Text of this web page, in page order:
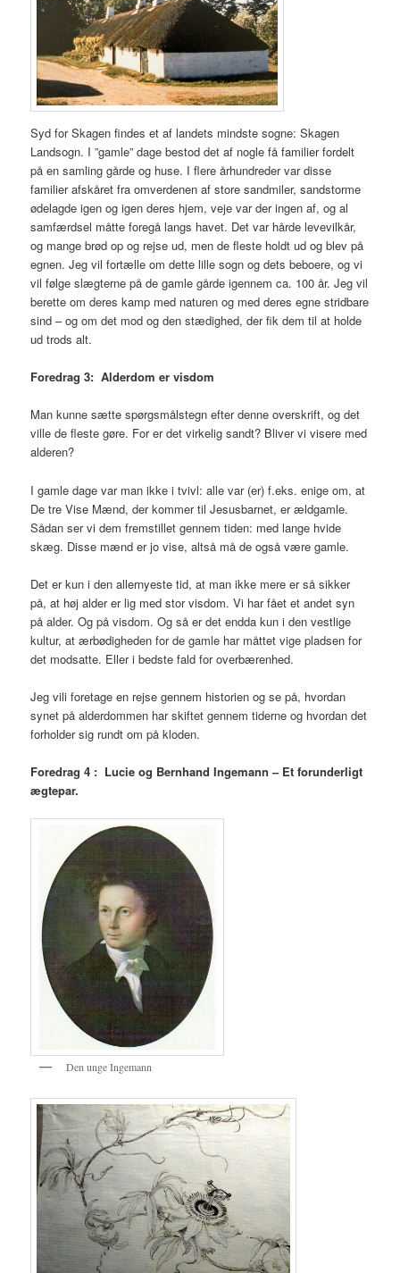
Syd for Skagen findes et af landets mindste sogne: Skagen
Landsogn. I ”gamle” dage bestod det af nogle få familier fordelt
på en samling gårde og huse. I flere århundreder var disse
familier afskåret fra omverdenen af store sandmiler, sandstorme
ødelagde igen og igen deres hjem, veje var der ingen af, og al
samfærdsel måtte foregå langs havet. Det var hårde levevilkår,
og mange brød op og rejse ud, men de fleste holdt ud og blev på
egnen. Jeg vil fortælle om dette lille sogn og dets beboere, og vi
vil følge slægterne på de gamle gårde igennem ca. 100 år. Jeg vil
berette om deres kamp med naturen og med deres egne stridbare
sind – og om det mod og den stædighed, der fik dem til at holde
ud trods alt.
Foredrag 3: Alderdom er visdom
Man kunne sætte spørgsmålstegn efter denne overskrift, og det
ville de fleste gøre. For er det virkelig sandt? Bliver vi visere med
alderen?
I gamle dage var man ikke i tvivl: alle var (er) f.eks. enige om, at
De tre Vise Mænd, der kommer til Jesusbarnet, er ældgamle.
Sådan ser vi dem fremstillet gennem tiden: med lange hvide
skæg. Disse mænd er jo vise, altså må de også være gamle.
Det er kun i den allernyeste tid, at man ikke mere er så sikker
på, at høj alder er lig med stor visdom. Vi har fået et andet syn
på alder. Og på visdom. Og så er det endda kun i den vestlige
kultur, at ærbødigheden for de gamle har måttet vige pladsen for
det modsatte. Eller i bedste fald for overbærenhed.
Jeg vili foretage en rejse gennem historien og se på, hvordan
synet på alderdommen har skiftet gennem tiderne og hvordan det
forholder sig rundt om på kloden.
Foredrag 4 : Lucie og Bernhand Ingemann – Et forunderligt
ægtepar.
Den unge Ingemann